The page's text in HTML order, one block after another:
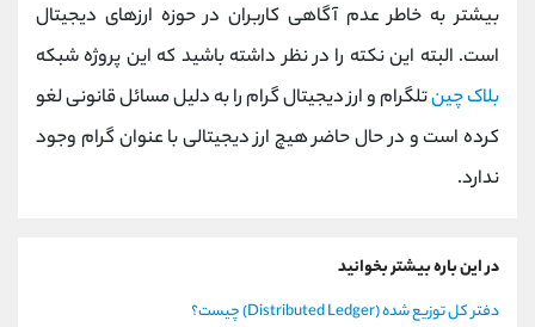
بیشتر به خاطر عدم آگاهی کاربران در حوزه ارزهای دیجیتال
است. البته این نکته را در نظر داشته باشید که این پروژه شبکه
بلاک چینتلگرام و ارز دیجیتال گرام را به دلیل مسائل قانونی لغو
کرده است و در حال حاضر هیچ ارز دیجیتالی با عنوان گرام وجود
ندارد.
در این باره بیشتر بخوانید
دفتر کل توزیع شده (Distributed Ledger) چیست؟